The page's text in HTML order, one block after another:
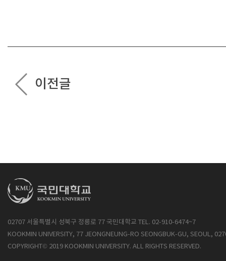
이전글
02707 서울특별시 성북구 정릉로 77 국민대학교 TEL. 02-910-6474~7
KOOKMIN UNIVERSITY, 77 JEONGNEUNG-RO SEONGBUK-GU, SEOUL,
COPYRIGHT© 2019 KOOKMIN UNIVERSITY. ALL RIGHTS RESERVED.